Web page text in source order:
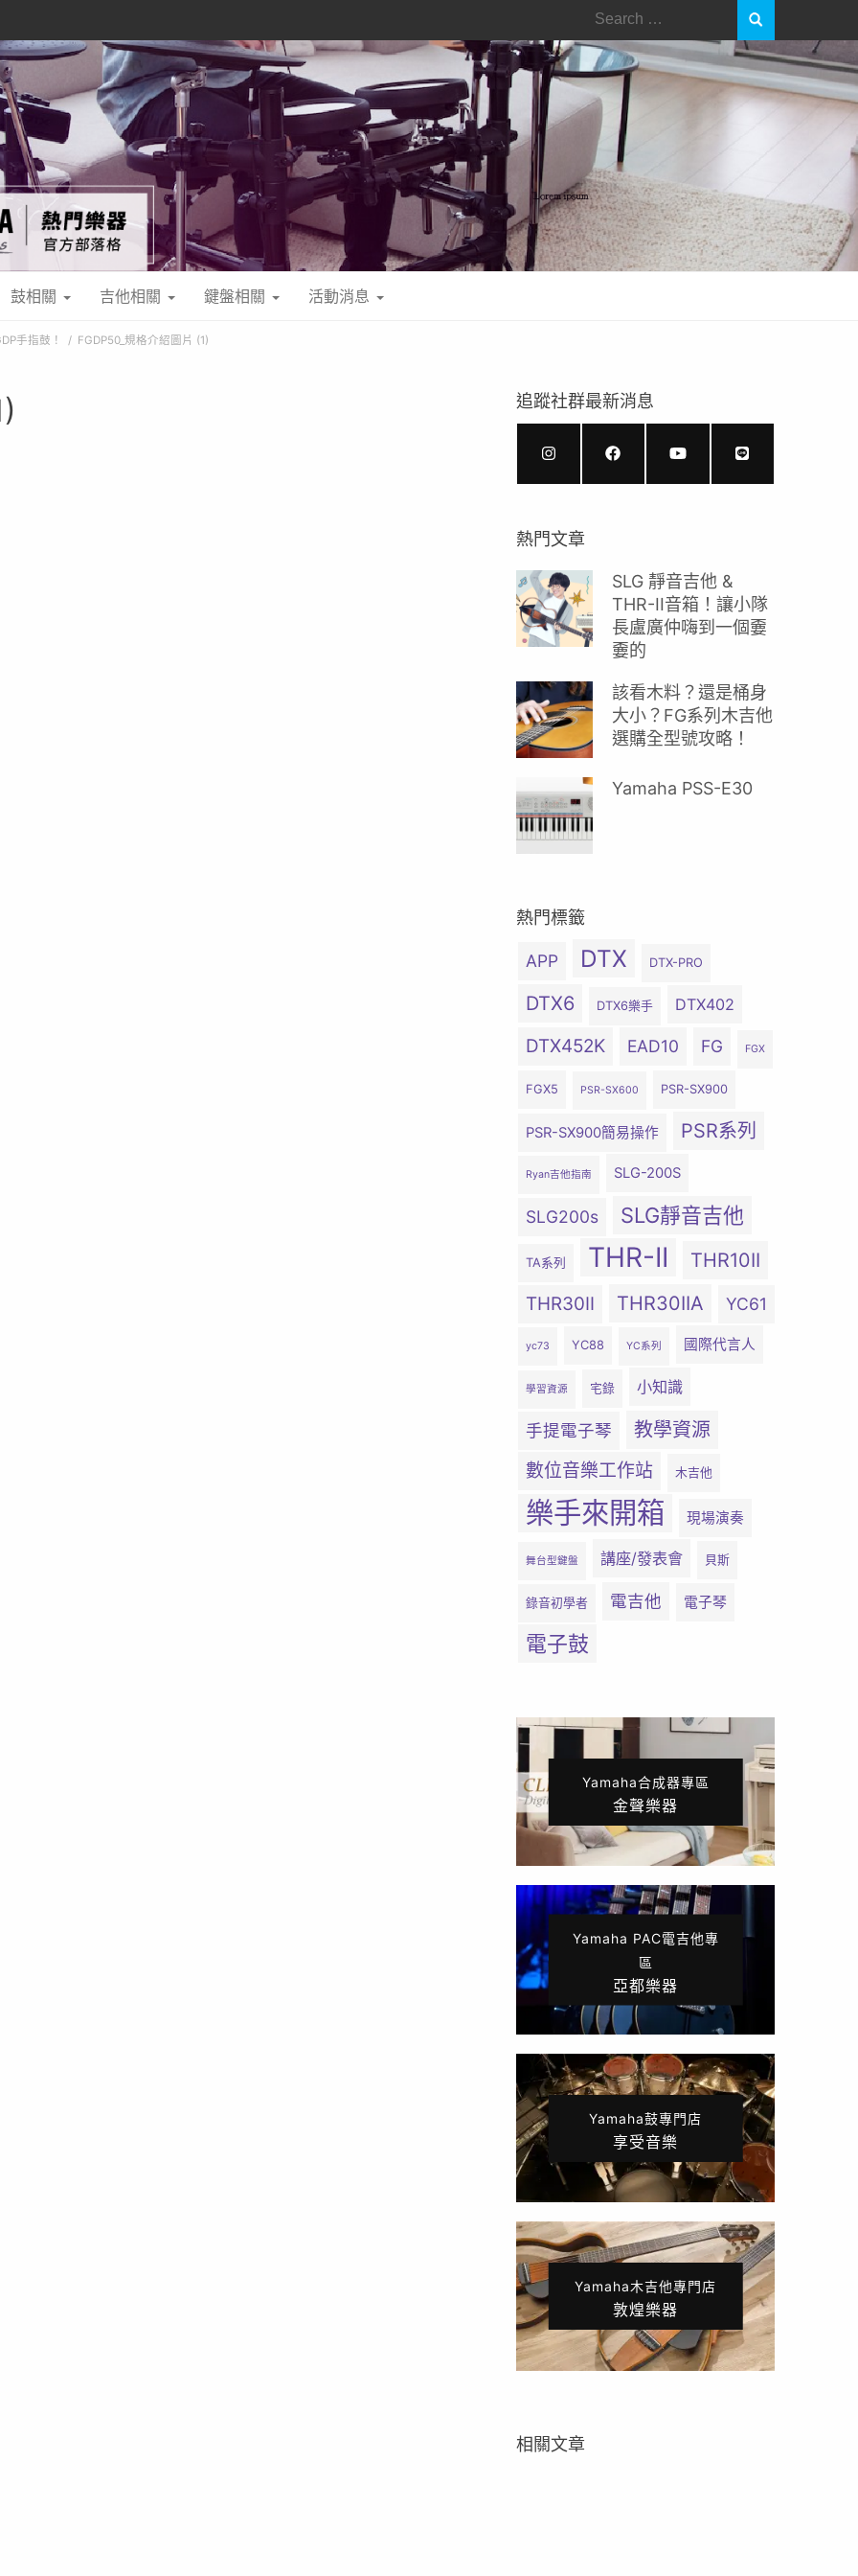
Search
鼓相關 吉他相關 鍵盤相關 活動消息
手指鼓！ FGDP50_規格介紹圖片 (1)
追蹤社群最新消息
熱門文章
SLG 靜音吉他 &
THR-II音箱！讓小隊
長盧廣仲嗨到一個嫑
嫑的
該看木料？還是桶身
大小？FG系列木吉他
選購全型號攻略！
Yamaha PSS-E30
熱門標籤
APP DTX DTX-PRO
DTX6 DTX6樂手 DTX402
DTX452K EAD10 FG FGX
FGX5 PSR-SX600 PSR-SX900
PSR-SX900簡易操作 PSR系列
Ryan吉他指南 SLG-200S
SLG200s SLG靜音吉他
TA系列 THR-II THR10II
THR30II THR30IIA YC61
yc73 YC88 YC系列 國際代言人
學習資源 宅錄 小知識
手提電子琴 教學資源
數位音樂工作站 木吉他
樂手來開箱 現場演奏
舞台型鍵盤 講座/發表會 貝斯
錄音初學者 電吉他 電子琴
電子鼓
Yamaha合成器專區
金聲樂器
Yamaha PAC電吉他專
區
亞都樂器
Yamaha鼓專門店
享受音樂
Yamaha木吉他專門店
敦煌樂器
相關文章